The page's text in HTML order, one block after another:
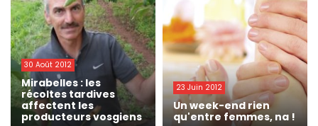
30 Août 2012
Mirabelles : les
récoltes tardives
affectent les
producteurs vosgiens
23 Juin 2012
Un week-end rien
qu'entre femmes, na !